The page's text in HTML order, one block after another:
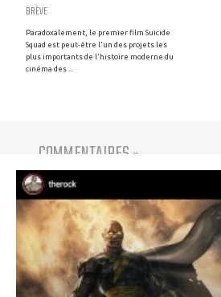
BRÈVE
Paradoxalement, le premier film Suicide
Squad est peut-être l'un des projets les
plus importants de l'histoire moderne du
cinéma des ...
COMMENTAIRES (0)
Vous devez être connecté pour participer